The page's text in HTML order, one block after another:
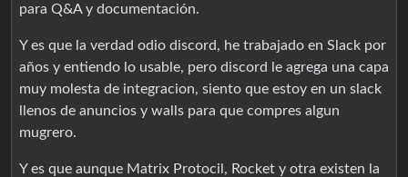
para Q&A y documentación.
Y es que la verdad odio discord, he trabajado en Slack por
años y entiendo lo usable, pero discord le agrega una capa
muy molesta de integracion, siento que estoy en un slack
llenos de anuncios y walls para que compres algun
mugrero.
Y es que aunque Matrix Protocil, Rocket y otra existen la